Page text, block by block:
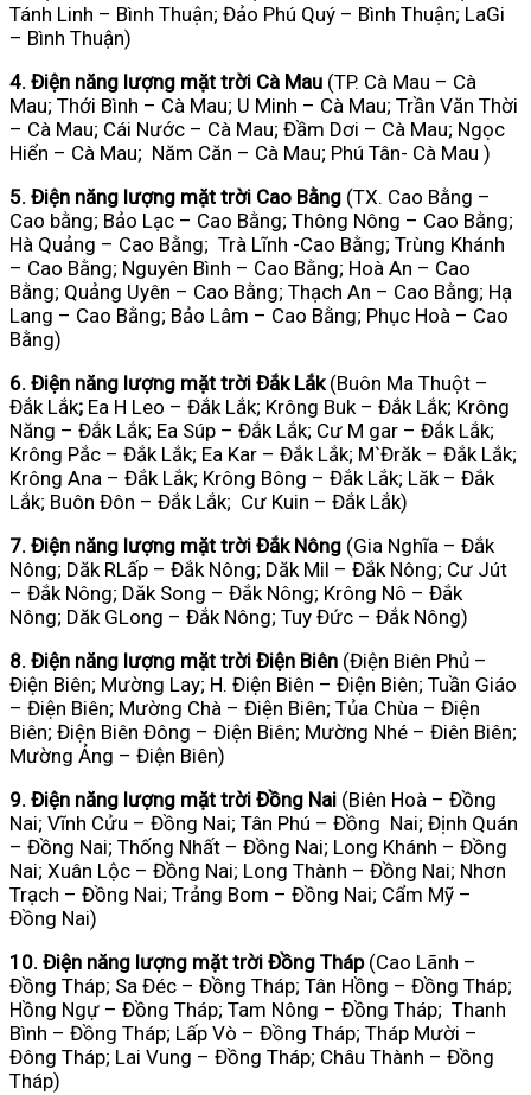
Tánh Linh – Bình Thuận; Đảo Phú Quý – Bình Thuận; LaGi
– Bình Thuận)
4. Điện năng lượng mặt trời Cà Mau (TP. Cà Mau – Cà
Mau; Thới Bình – Cà Mau; U Minh – Cà Mau; Trần Văn Thời
– Cà Mau; Cái Nước – Cà Mau; Đầm Dơi – Cà Mau; Ngọc
Hiển – Cà Mau; Năm Căn – Cà Mau; Phú Tân- Cà Mau )
5. Điện năng lượng mặt trời Cao Bằng (TX. Cao Bằng –
Cao bằng; Bảo Lạc – Cao Bằng; Thông Nông – Cao Bằng;
Hà Quảng – Cao Bằng; Trà Lĩnh -Cao Bằng; Trùng Khánh
– Cao Bằng; Nguyên Bình – Cao Bằng; Hoà An – Cao
Bằng; Quảng Uyên – Cao Bằng; Thạch An – Cao Bằng; Hạ
Lang – Cao Bằng; Bảo Lâm – Cao Bằng; Phục Hoà – Cao
Bằng)
6. Điện năng lượng mặt trời Đắk Lắk(Buôn Ma Thuột –
Đắk Lắk; Ea H Leo – Đắk Lắk; Krông Buk – Đắk Lắk; Krông
Năng – Đắk Lắk; Ea Súp – Đắk Lắk; Cư M gar – Đắk Lắk;
Krông Pắc – Đắk Lắk; Ea Kar – Đắk Lắk; M`Đrăk – Đắk Lắk;
Krông Ana – Đắk Lắk; Krông Bông – Đắk Lắk; Lăk – Đắk
Lắk; Buôn Đôn – Đắk Lắk; Cư Kuin – Đắk Lắk)
7. Điện năng lượng mặt trời Đắk Nông (Gia Nghĩa – Đắk
Nông; Dăk RLấp – Đắk Nông; Dăk Mil – Đắk Nông; Cư Jút
– Đắk Nông; Dăk Song – Đắk Nông; Krông Nô – Đắk
Nông; Dăk GLong – Đắk Nông; Tuy Đức – Đắk Nông)
8. Điện năng lượng mặt trời Điện Biên (Điện Biên Phủ –
Điện Biên; Mường Lay; H. Điện Biên – Điện Biên; Tuần Giáo
– Điện Biên; Mường Chà – Điện Biên; Tủa Chùa – Điện
Biên; Điện Biên Đông – Điện Biên; Mường Nhé – Điên Biên;
Mường Ảng – Điện Biên)
9. Điện năng lượng mặt trời Đồng Nai (Biên Hoà – Đồng
Nai; Vĩnh Cửu – Đồng Nai; Tân Phú – Đồng Nai; Định Quán
– Đồng Nai; Thống Nhất – Đồng Nai; Long Khánh – Đồng
Nai; Xuân Lộc – Đồng Nai; Long Thành – Đồng Nai; Nhơn
Trạch – Đồng Nai; Trảng Bom – Đồng Nai; Cẩm Mỹ –
Đồng Nai)
10. Điện năng lượng mặt trời Đồng Tháp(Cao Lãnh –
Đồng Tháp; Sa Đéc – Đồng Tháp; Tân Hồng – Đồng Tháp;
Hồng Ngự – Đồng Tháp; Tam Nông – Đồng Tháp; Thanh
Bình – Đồng Tháp; Lấp Vò – Đồng Tháp; Tháp Mười –
Đông Tháp; Lai Vung – Đồng Tháp; Châu Thành – Đồng
Tháp)